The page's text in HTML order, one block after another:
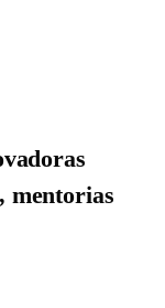
mentorias